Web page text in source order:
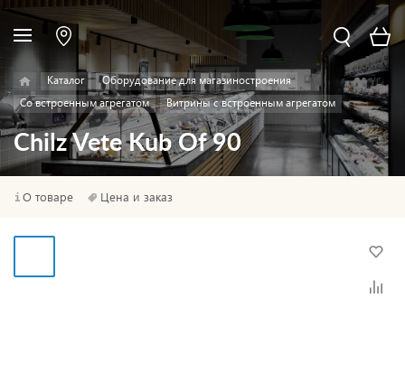
Каталог
Оборудование для магазиностроения
Со встроенным агрегатом
Витрины с встроенным агрегатом
Chilz Vete Kub Of 90
О товаре Цена и заказ